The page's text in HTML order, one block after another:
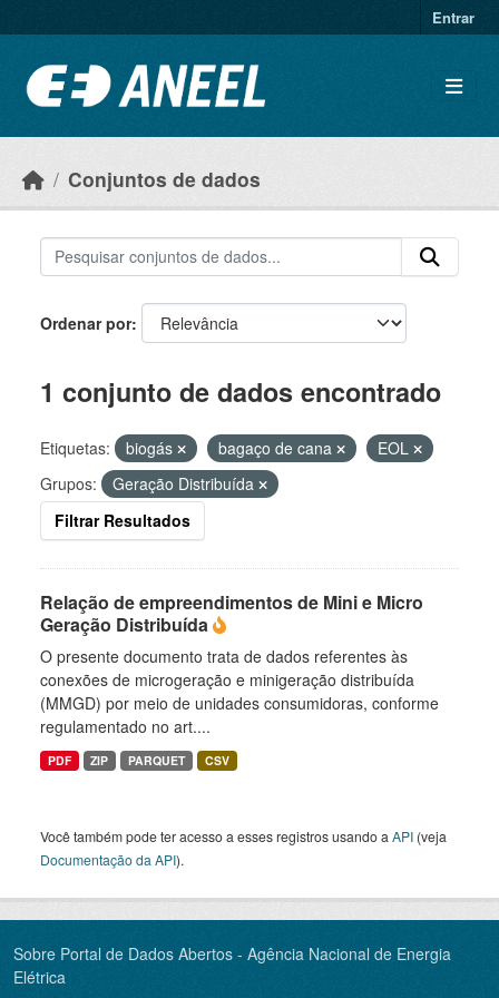
Entrar
Conjuntos de dados
Ordenar por
1 conjunto de dados encontrado
Etiquetas: biogás bagaço de cana
EOL
Grupos:
Geração Distribuída
Filtrar Resultados
Relação de empreendimentos de Mini e Micro
Geração Distribuída
O presente documento trata de dados referentes às
conexões de microgeração e minigeração distribuída
(MMGD) por meio de unidades consumidoras, conforme
regulamentado no art....
PDF ZIP PARQUET CSV
Você também pode ter acesso a esses registros usando a API (veja
Documentação da API).
Sobre Portal de Dados Abertos - Agência Nacional de Energia
Elétrica